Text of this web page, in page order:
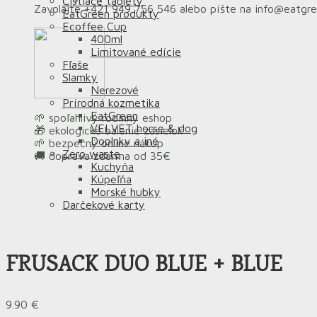
Zavolajte +421 949 756 546 alebo píšte na
🌱 spoľahlivý rodinný eshop
🎁 ekologické balenie zásielok
🌱 bezpečný online nákup
🚚 doprava zdarma od 35€
EatGreen produkty
Ecoffee Cup
400ml
Limitované edície
Fľaše
Slamky
Nerezové
Prírodná kozmetika
EatGreen
VELVET horse & dog
Doplnky a iné
Zero waste
Kuchyňa
Kúpeľňa
Morské hubky
Darčekové karty
FRUSACK DUO BLUE + BLUE
9.90 €